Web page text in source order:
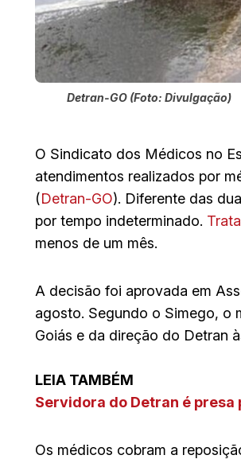
Detran-GO (Foto: Divulgação)
O Sindicato dos Médicos no
atendimentos realizados por
(Detran-GO). Diferente das
por tempo indeterminado.
menos de um mês.
A decisão foi aprovada em
agosto. Segundo o Simego, o
Goiás e da direção do Detran
LEIA TAMBÉM
Servidora do Detran é presa
Os médicos cobram a